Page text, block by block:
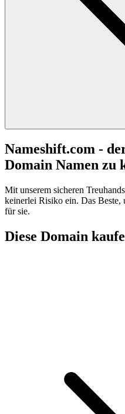
Nameshift.com -
Domain Namen zu
Mit unserem sicheren
keinerlei Risiko ein. Das Beste,
für sie.
Diese Domain